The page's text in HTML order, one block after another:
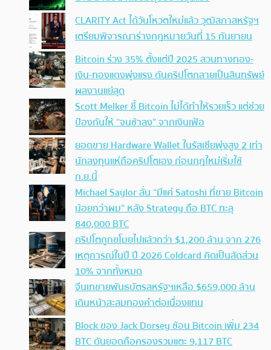
CLARITY Act ได้วันโหวตใหม่แล้ว วุฒิสภาสหรัฐฯ
เตรียมพิจารณาร่างกฎหมายวันที่ 15 กันยายน
Bitcoin ร่วง 35% ตั้งแต่ปี 2025 สวนทางทอง-
เงิน-ทองแดงพุ่งแรง ดันคริปโตกลายเป็นสินทรัพย์
ผลงานแย่สุด
Scott Melker ชี้ Bitcoin ไม่ได้ทำให้รวยเร็ว แต่ช่วย
ป้องกันให้ “จนช้าลง” จากเงินเฟ้อ
ยอดขาย Hardware Wallet ในรัสเซียพุ่งสูง 2 เท่า
นักลงทุนแห่ถือคริปโตเอง ก่อนกฎใหม่เริ่มใช้
ก.ย.นี้
Michael Saylor ลั่น “มีแค่ Satoshi ที่ขาย Bitcoin
น้อยกว่าผม” หลัง Strategy ถือ BTC ทะลุ
840,000 BTC
คริปโตถูกขโมยไปแล้วกว่า $1,200 ล้าน จาก 276
เหตุการณ์ในปี ปี 2026 Coldcard คิดเป็นสัดส่วน
10% จากทั้งหมด
จีนเทขายพันธบัตรสหรัฐฯเหลือ $659,000 ล้าน
เดินหน้าสะสมทองคำต่อเนื่องแทน
Block ของ Jack Dorsey ช้อน Bitcoin เพิ่ม 234
BTC ดันยอดถือครองรวมแตะ 9,117 BTC